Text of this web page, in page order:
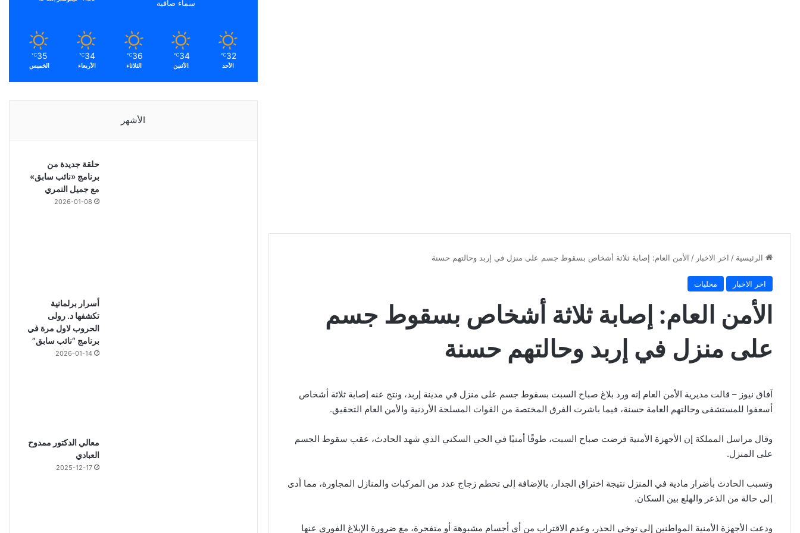
الرئيسية / اخر الاخبار / الأمن العام: إصابة ثلاثة أشخاص بسقوط جسم على منزل في إربد وحالتهم حسنة
اخر الاخبار محليات
الأمن العام: إصابة ثلاثة أشخاص بسقوط جسم
على منزل في إربد وحالتهم حسنة
اَفاق نيوز – قالت مديرية الأمن العام إنه ورد بلاغ صباح السبت بسقوط جسم على منزل في مدينة إربد، ونتج عنه إصابة ثلاثة أشخاص
أسعفوا للمستشفى وحالتهم العامة حسنة، فيما باشرت الفرق المختصة من القوات المسلحة الأردنية والأمن العام التحقيق.
وقال مراسل المملكة إن الأجهزة الأمنية فرضت صباح السبت، طوقًا أمنيًا في الحي السكني الذي شهد الحادث، عقب سقوط الجسم
على المنزل.
وتسبب الحادث بأضرار مادية في المنزل نتيجة اختراق الجدار، بالإضافة إلى تحطم زجاج عدد من المركبات والمنازل المجاورة، مما أدى
إلى حالة من الذعر والهلع بين السكان.
ودعت الأجهزة الأمنية المواطنين إلى توخي الحذر، وعدم الاقتراب من أي أجسام مشبوهة أو متفجرة، مع ضرورة الإبلاغ الفوري عنها
سماء صافية
32
℃
الأحد
34
℃
الأثنين
36
℃
الثلاثاء
34
℃
الأربعاء
35
℃
الخميس
الأشهر
حلقة جديدة من
برنامج «نائب سابق»
مع جميل النمري
2026-01-08
أسرار برلمانية
تكشفها د. رولى
الحروب لاول مرة في
برنامج “نائب سابق”
2026-01-14
معالي الدكتور ممدوح
العبادي
2025-12-17